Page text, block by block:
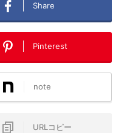
Share
Pinterest
note
URLコピー